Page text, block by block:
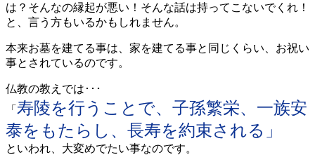
は？そんなの縁起が悪い！そんな話は持ってこないでくれ！
と、言う方もいるかもしれません。
本来お墓を建てる事は、家を建てる事と同じくらい、お祝い
事とされているのです。
仏教の教えでは･･･
「 寿陵を行うことで、子孫繁栄、一族安
泰をもたらし、長寿を約束される」
といわれ、大変めでたい事なのです。